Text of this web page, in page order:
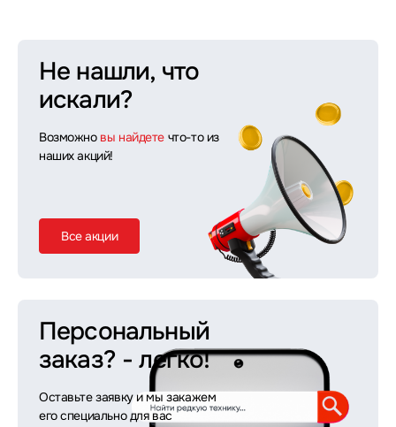
Не нашли, что
искали?
Возможно вы найдете что-то из
наших акций!
Все акции
Персональный
заказ? - легко!
Оставьте заявку и мы закажем
его специально для вас